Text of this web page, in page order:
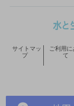
サイトマッ
プ
ご利用に
て